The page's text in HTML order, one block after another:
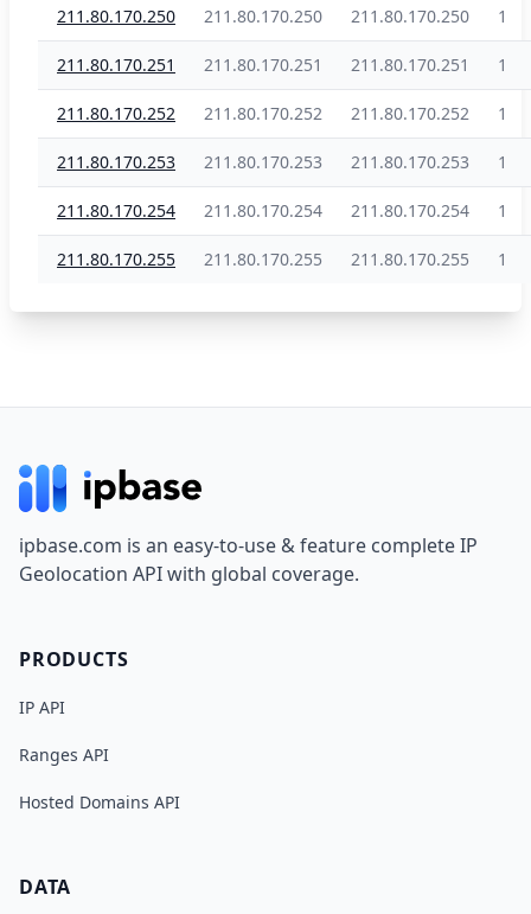
211.80.170.250 211.80.170.250 211.80.170.250 1
211.80.170.251 211.80.170.251 211.80.170.251 1
211.80.170.252 211.80.170.252 211.80.170.252 1
211.80.170.253 211.80.170.253 211.80.170.253 1
211.80.170.254 211.80.170.254 211.80.170.254 1
211.80.170.255 211.80.170.255 211.80.170.255 1
ipbase.com is an easy-to-use & feature complete IP
Geolocation API with global coverage.
PRODUCTS
IP API
Ranges API
Hosted Domains API
DATA